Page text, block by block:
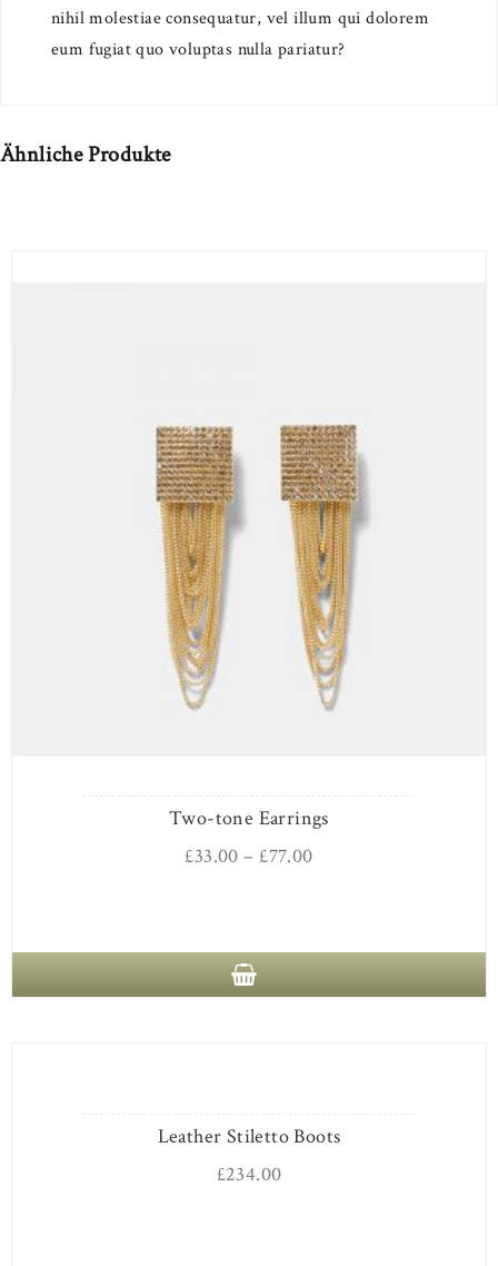
nihil molestiae consequatur, vel illum qui dolorem
eum fugiat quo voluptas nulla pariatur?
Ähnliche Produkte
Two-tone Earrings
£33.00 – £77.00
Leather Stiletto Boots
£234.00